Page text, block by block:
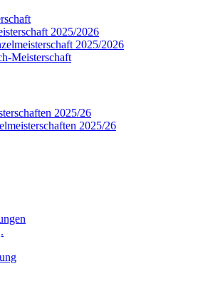
2025/2026
2025/2026
Meisterschaft
2025/26
2025/26